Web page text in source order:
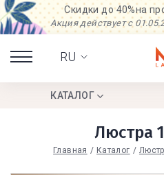
Скидки до 40%на
Акция действует с
RU
КАТАЛОГ
Люстра
Главная Каталог